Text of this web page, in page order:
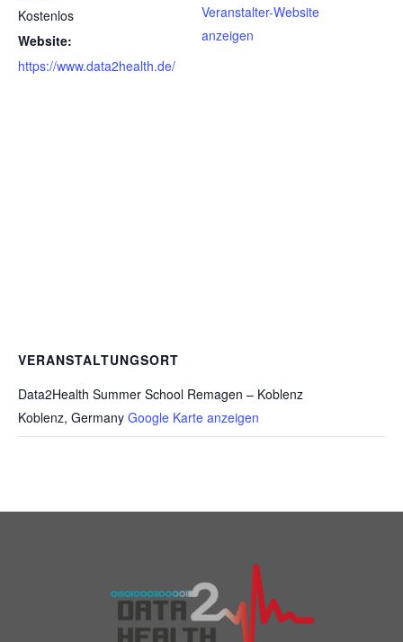
Kostenlos
Website:
https://www.data2health.de/
Veranstalter-Website
anzeigen
VERANSTALTUNGSORT
Data2Health Summer School Remagen – Koblenz
Koblenz, Germany Google Karte anzeigen